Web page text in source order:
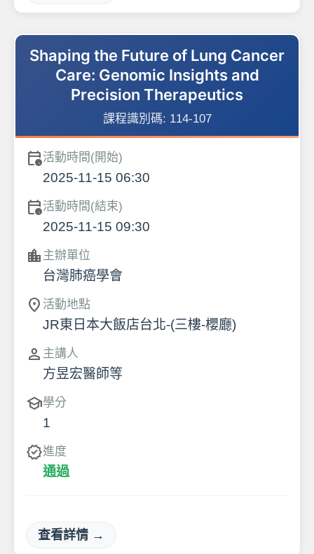
Shaping the Future of Lung Cancer
Care: Genomic Insights and
Precision Therapeutics
課程識別碼: 114-107
calendar_clock活動時間(開始)
2025-11-15 06:30
calendar_clock活動時間(結束)
2025-11-15 09:30
location_city 主辦單位
台灣肺癌學會
location_on 活動地點
JR東日本大飯店台北-(三樓-櫻廳)
person 主講人
方昱宏醫師等
school學分
1
verified進度
通過
查看詳情 →